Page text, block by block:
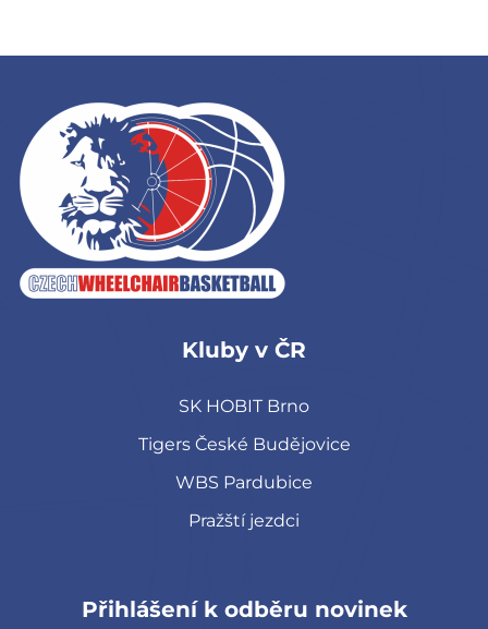
Kluby v ČR
SK HOBIT Brno
Tigers České Budějovice
WBS Pardubice
Pražští jezdci
Přihlášení k odběru novinek